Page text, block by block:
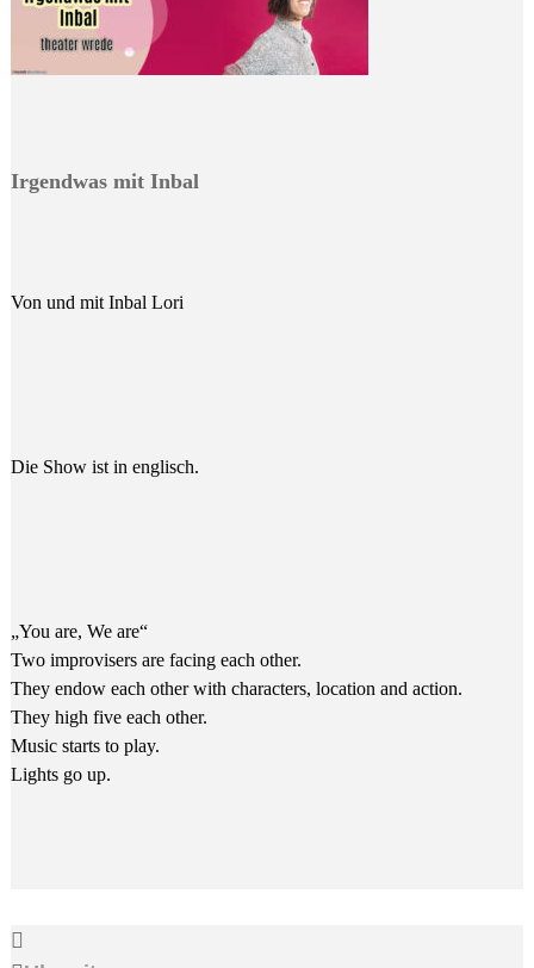
Irgendwas mit Inbal
Von und mit Inbal Lori
Die Show ist in englisch.
„You are, We are“
Two improvisers are facing each other.
They endow each other with characters, location and action.
They high five each other.
Music starts to play.
Lights go up.